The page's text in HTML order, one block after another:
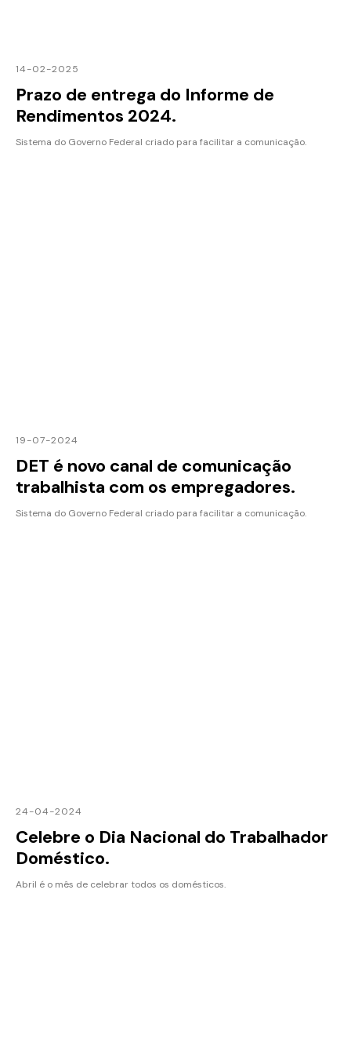
14-02-2025
Prazo de entrega do Informe de
Rendimentos 2024.
Sistema do Governo Federal criado para facilitar a comunicação.
19-07-2024
DET é novo canal de comunicação
trabalhista com os empregadores.
Sistema do Governo Federal criado para facilitar a comunicação.
24-04-2024
Celebre o Dia Nacional do Trabalhador
Doméstico.
Abril é o mês de celebrar todos os domésticos.